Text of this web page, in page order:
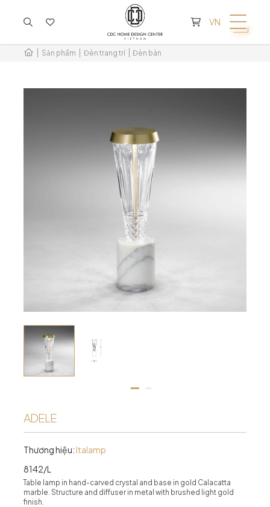
KHÔNG CÓ SẢN PHẨM TRONG GIỎ HÀNG
VN
Sản phẩm Đèn trang trí Đèn bàn
ADELE
Thương hiệu: Italamp
8142/L
Table lamp in hand-carved crystal and base in gold Calacatta
marble. Structure and diffuser in metal with brushed light gold
finish.